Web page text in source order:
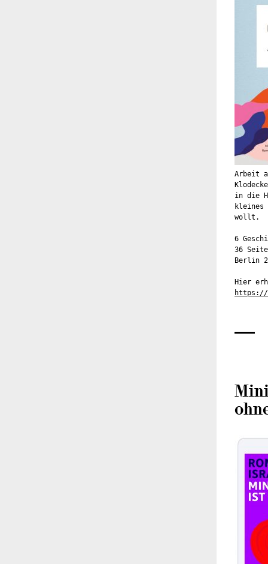
Arbeit
in die
kleines
wollt.
6
36
Berlin
Hier
https://